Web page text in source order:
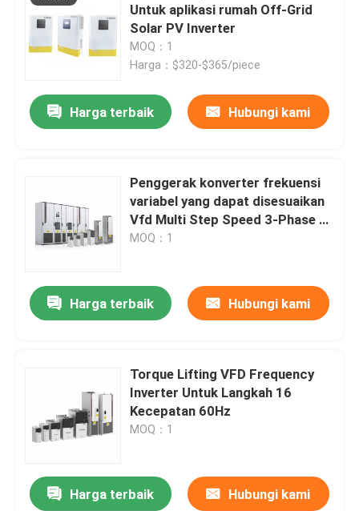
Untuk aplikasi rumah Off-Grid
Solar PV Inverter
MOQ：1
Harga：$320-$365/piece
Harga terbaik Hubungi kami
Penggerak konverter frekuensi
variabel yang dapat disesuaikan
Vfd Multi Step Speed 3-Phase 0-
1000V
MOQ：1
Harga terbaik Hubungi kami
Torque Lifting VFD Frequency
Inverter Untuk Langkah 16
Kecepatan 60Hz
MOQ：1
Harga terbaik Hubungi kami